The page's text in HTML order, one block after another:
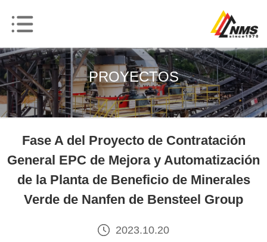
PROYECTOS
Fase A del Proyecto de Contratación
General EPC de Mejora y Automatización
de la Planta de Beneficio de Minerales
Verde de Nanfen de Bensteel Group
2023.10.20